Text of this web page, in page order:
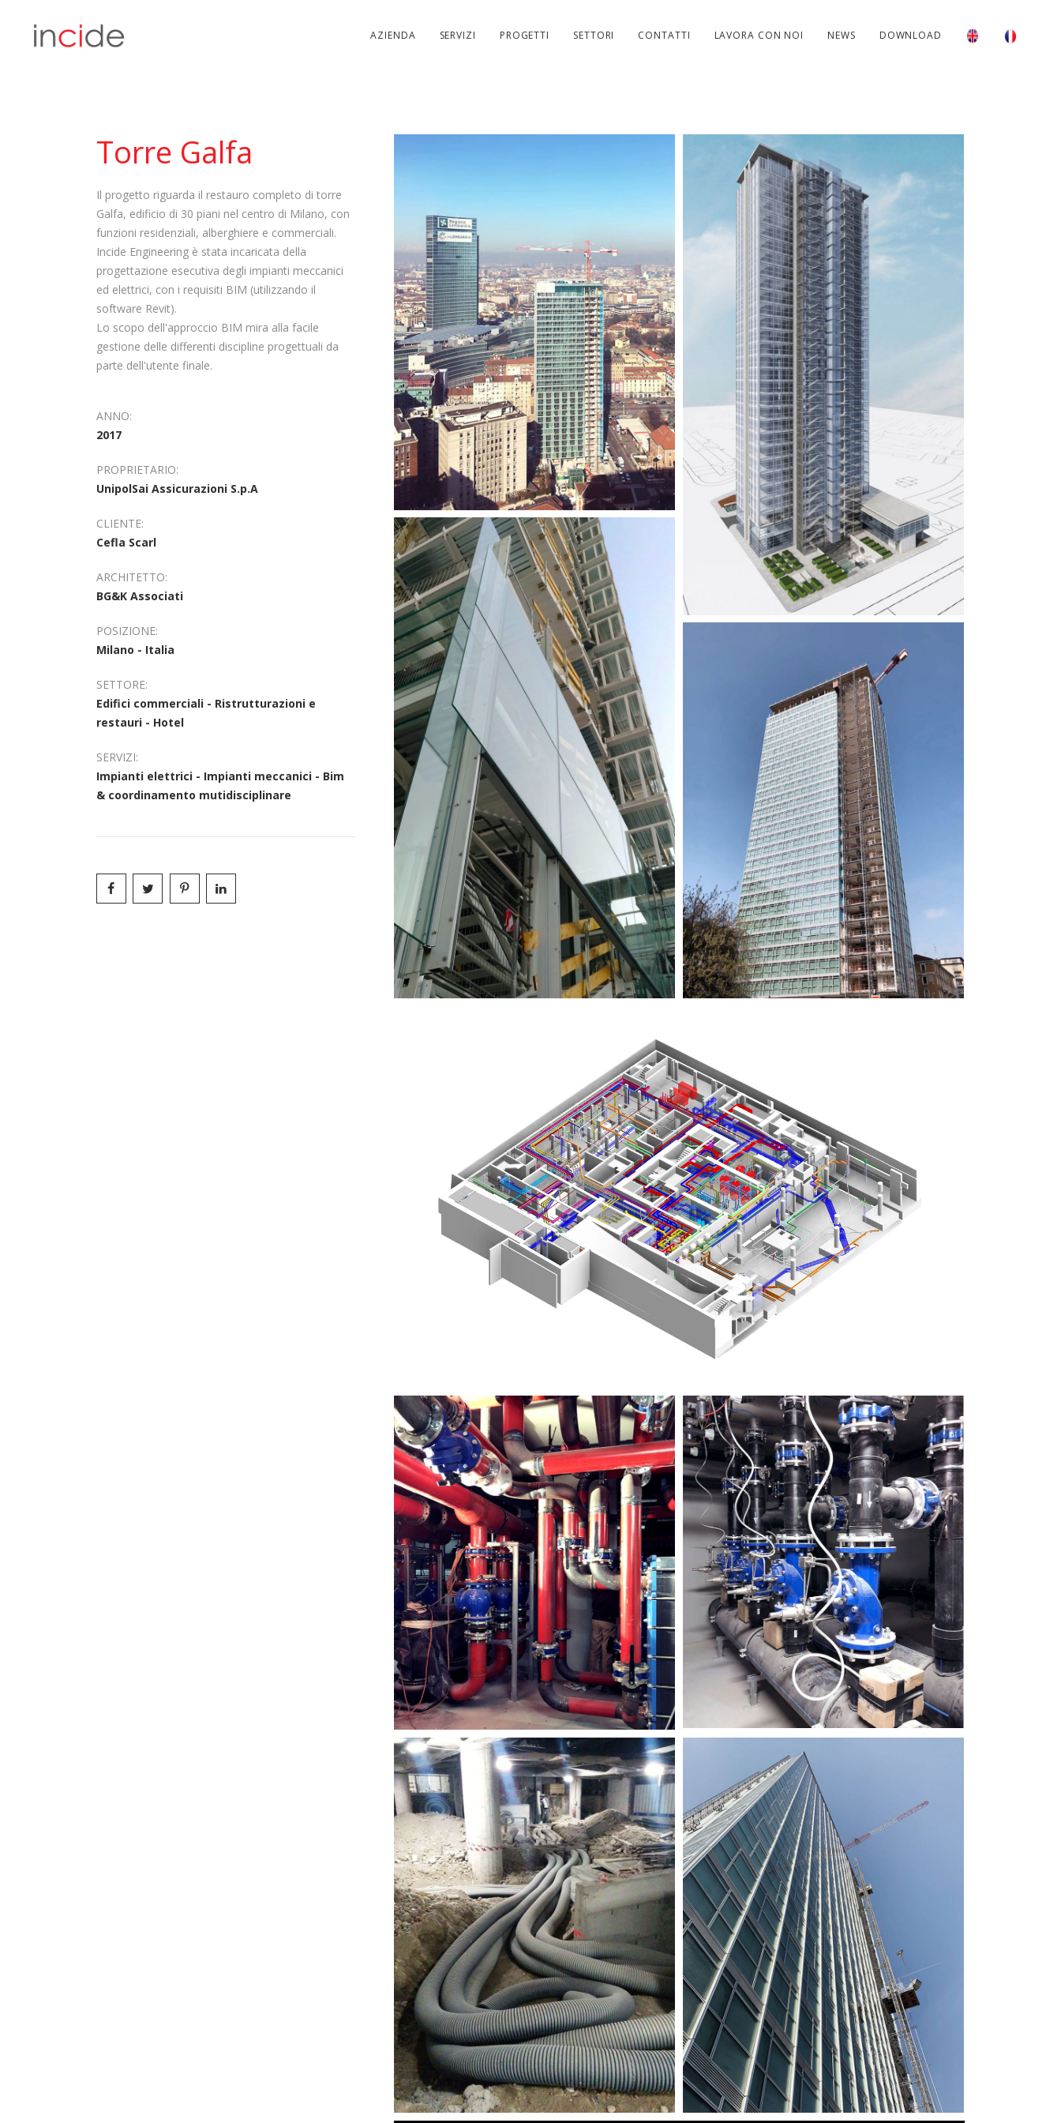
AZIENDA SERVIZI PROGETTI SETTORI CONTATTI LAVORA CON NOI NEWS DOWNLOAD
Torre Galfa
Il progetto riguarda il restauro completo di torre
Galfa, edificio di 30 piani nel centro di Milano, con
funzioni residenziali, alberghiere e commerciali.
Incide Engineering è stata incaricata della
progettazione esecutiva degli impianti meccanici
ed elettrici, con i requisiti BIM (utilizzando il
software Revit).
Lo scopo dell'approccio BIM mira alla facile
gestione delle differenti discipline progettuali da
parte dell'utente finale.
ANNO:
2017
PROPRIETARIO:
UnipolSai Assicurazioni S.p.A
CLIENTE:
Cefla Scarl
ARCHITETTO:
BG&K Associati
POSIZIONE:
Milano - Italia
SETTORE:
Edifici commerciali - Ristrutturazioni e
restauri - Hotel
SERVIZI:
Impianti elettrici - Impianti meccanici - Bim
& coordinamento mutidisciplinare